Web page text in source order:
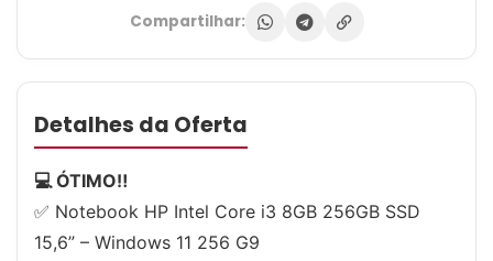
Compartilhar:
Detalhes da Oferta
💻 ÓTIMO‼️
✅ Notebook HP Intel Core i3 8GB 256GB SSD
15,6” – Windows 11 256 G9